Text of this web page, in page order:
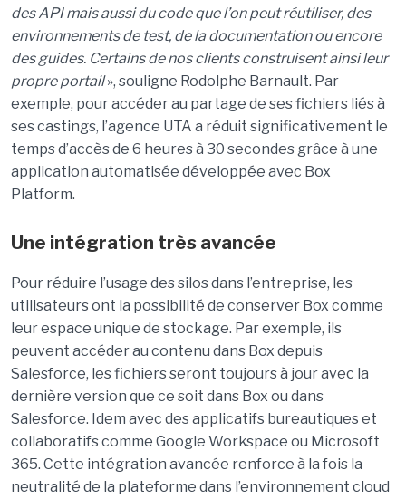
des API mais aussi du code que l’on peut réutiliser, des
environnements de test, de la documentation ou encore
des guides. Certains de nos clients construisent ainsi leur
propre portail», souligne Rodolphe Barnault. Par
exemple, pour accéder au partage de ses fichiers liés à
ses castings, l’agence UTA a réduit significativement le
temps d’accès de 6 heures à 30 secondes grâce à une
application automatisée développée avec Box
Platform.
Une intégration très avancée
Pour réduire l’usage des silos dans l’entreprise, les
utilisateurs ont la possibilité de conserver Box comme
leur espace unique de stockage. Par exemple, ils
peuvent accéder au contenu dans Box depuis
Salesforce, les fichiers seront toujours à jour avec la
dernière version que ce soit dans Box ou dans
Salesforce. Idem avec des applicatifs bureautiques et
collaboratifs comme Google Workspace ou Microsoft
365. Cette intégration avancée renforce à la fois la
neutralité de la plateforme dans l’environnement cloud